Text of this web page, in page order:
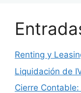
Renting y
Liquidación de
Cierre